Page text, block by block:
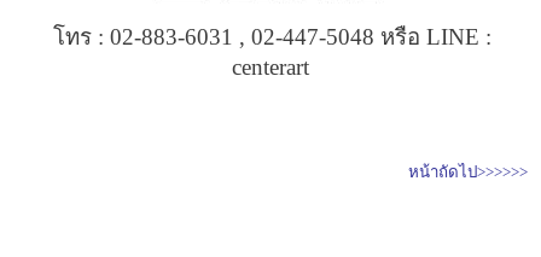
โทร : 02-883-6031 , 02-447-5048 หรือ LINE :
centerart
หน้าถัดไป>>>>>>